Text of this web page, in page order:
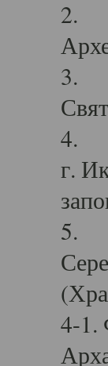
2.
3.
4.
г.
5.
4-1.